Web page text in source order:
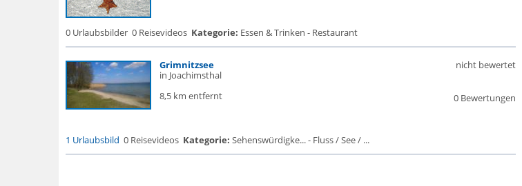
0 Urlaubsbilder 0 Reisevideos Kategorie: Essen & Trinken - Restaurant
Grimnitzsee
in Joachimsthal
8,5 km entfernt
0 Bewertungen
nicht bewertet
1 Urlaubsbild 0 Reisevideos Kategorie: Sehenswürdigke... - Fluss / See / ...